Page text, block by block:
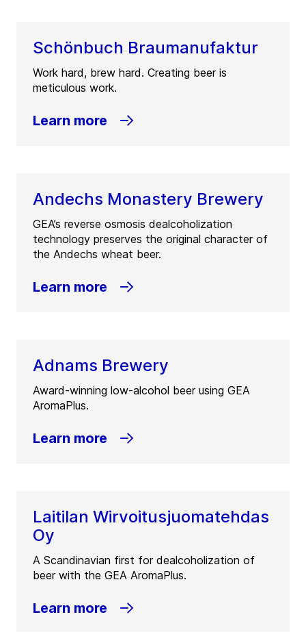
Schönbuch Braumanufaktur
Work hard, brew hard. Creating beer is
meticulous work.
Learn more
Andechs Monastery Brewery
GEA’s reverse osmosis dealcoholization
technology preserves the original character of
the Andechs wheat beer.
Learn more
Adnams Brewery
Award-winning low-alcohol beer using GEA
AromaPlus.
Learn more
Laitilan Wirvoitusjuomatehdas
Oy
A Scandinavian first for dealcoholization of
beer with the GEA AromaPlus.
Learn more